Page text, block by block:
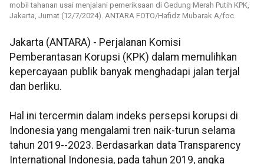
mobil tahanan usai menjalani pemeriksaan di Gedung Merah Putih KPK,
Jakarta, Jumat (12/7/2024). ANTARA FOTO/Hafidz Mubarak A/foc.
Jakarta (ANTARA) - Perjalanan Komisi
Pemberantasan Korupsi (KPK) dalam memulihkan
kepercayaan publik banyak menghadapi jalan terjal
dan berliku.
Hal ini tercermin dalam indeks persepsi korupsi di
Indonesia yang mengalami tren naik-turun selama
tahun 2019--2023. Berdasarkan data Transparency
International Indonesia, pada tahun 2019, angka